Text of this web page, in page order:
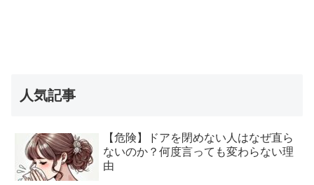
人気記事
【危険】ドアを閉めない人はなぜ直ら
ないのか？何度言っても変わらない理
由